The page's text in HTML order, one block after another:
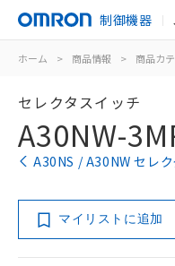
制御機器
ホーム > 商品情報 > 商品カ
セレクタスイッチ
A30NW-
A30NS / A30NW セレ
マイリストに追加